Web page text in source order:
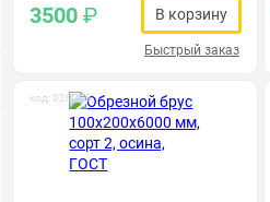
3500 ₽ В корзину
Быстрый заказ
код: 020202